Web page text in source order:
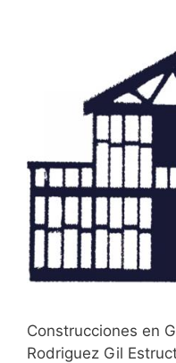
Construcciones en
Rodriguez Gil